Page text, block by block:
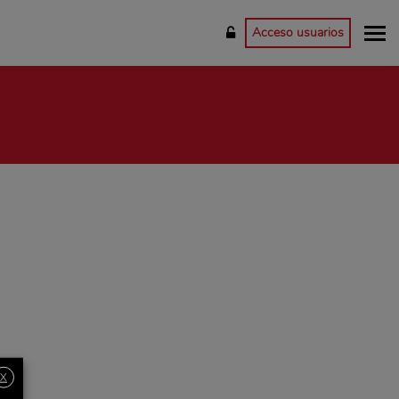
Acceso usuarios
X